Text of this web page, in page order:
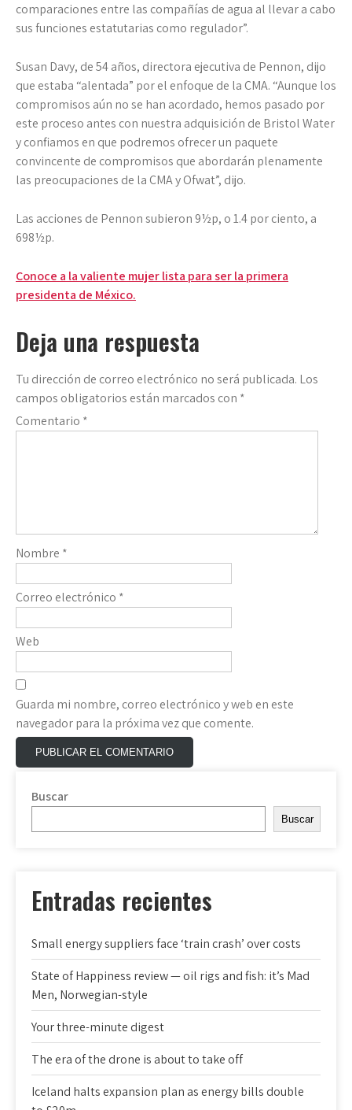
comparaciones entre las compañías de agua al llevar a cabo
sus funciones estatutarias como regulador”.
Susan Davy, de 54 años, directora ejecutiva de Pennon, dijo
que estaba “alentada” por el enfoque de la CMA. “Aunque los
compromisos aún no se han acordado, hemos pasado por
este proceso antes con nuestra adquisición de Bristol Water
y confiamos en que podremos ofrecer un paquete
convincente de compromisos que abordarán plenamente
las preocupaciones de la CMA y Ofwat”, dijo.
Las acciones de Pennon subieron 9½p, o 1.4 por ciento, a
698½p.
Navegación
de
entradas
Conoce a la valiente mujer lista para ser la primera
presidenta de México.
Deja una respuesta
Tu dirección de correo electrónico no será publicada. Los
campos obligatorios están marcados con *
Comentario *
Nombre *
Correo electrónico *
Web
Guarda mi nombre, correo electrónico y web en este
navegador para la próxima vez que comente.
Buscar
Buscar
Entradas recientes
Small energy suppliers face ‘train crash’ over costs
State of Happiness review — oil rigs and fish: it’s Mad
Men, Norwegian-style
Your three-minute digest
The era of the drone is about to take off
Iceland halts expansion plan as energy bills double